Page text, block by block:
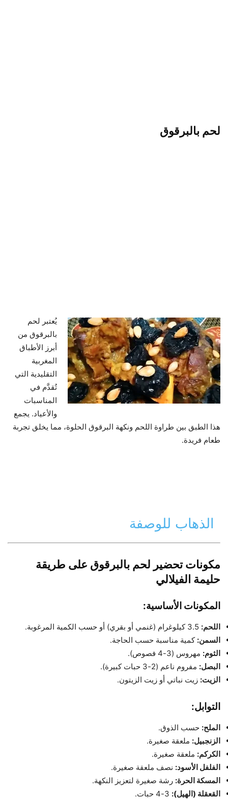
لحم بالبرقوق
يُعتبر لحم
بالبرقوق من
أبرز الأطباق
المغربية
التقليدية التي
تُقدَّم في
المناسبات
والأعياد. يجمع
هذا الطبق بين طراوة اللحم ونكهة البرقوق الحلوة، مما يخلق تجربة
طعام فريدة.
الذهاب للوصفة
مكونات تحضير لحم بالبرقوق على طريقة
حليمة الفيلالي
المكونات الأساسية:
اللحم:
السمن: كمية مناسبة حسب الحاجة.
الثوم: مهروس (3-4 فصوص).
البصل: مفروم ناعم (2-3 حبات كبيرة).
الزيت: زيت نباتي أو زيت الزيتون.
التوابل:
الملح: حسب الذوق.
الزنجبيل: ملعقة صغيرة.
الكركم: ملعقة صغيرة.
الفلفل الأسود: نصف ملعقة صغيرة.
المسكة الحرة: رشة صغيرة لتعزيز النكهة.
القعقلة (الهيل):